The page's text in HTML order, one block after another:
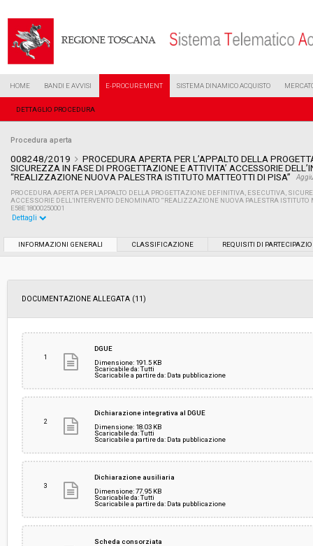
HOME BANDI E AVVISI E-PROCUREMENT SISTEMA DINAMICO ACQUISTO
DETTAGLIO PROCEDURA
Procedura aperta
008248/2019
PROCEDURA APERTA PER L’APPALTO DELLA
SICUREZZA IN FASE DI PROGETTAZIONE E ATTIVITA’ ACCESSORIE
“REALIZZAZIONE NUOVA PALESTRA ISTITUTO MATTEOTTI DI PISA”
PROCEDURA APERTA PER L’APPALTO DELLA PROGETTAZIONE DEFINITIVA, ESECUTIVA,
ACCESSORIE DELL’INTERVENTO DENOMINATO “REALIZZAZIONE NUOVA PALESTRA ISTITUTO
E58E18000250001
Data pubblicazione:
Svolgimento:
Responsabile attuale: PROVINCIA DI PISA - Edilizia e
Dettagli
INFORMAZIONI GENERALI CLASSIFICAZIONE REQUISITI DI
DOCUMENTAZIONE ALLEGATA (11)
1
DGUE
Dimensione: 191.5 KB
Scaricabile da: Tutti
Scaricabile a partire da: Data pubblicazione
2
Dichiarazione integrativa al DGUE
Dimensione: 18.03 KB
Scaricabile da: Tutti
Scaricabile a partire da: Data pubblicazione
3
Dichiarazione ausiliaria
Dimensione: 77.95 KB
Scaricabile da: Tutti
Scaricabile a partire da: Data pubblicazione
Scheda consorziata